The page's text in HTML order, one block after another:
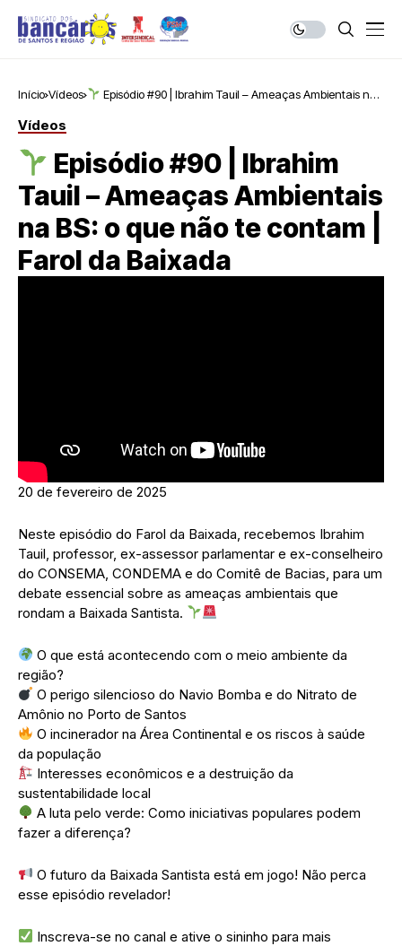
Início Vídeos
Episódio #90 | Ibrahim Tauil – Ameaças Ambientais na
Vídeos
Episódio #90 | Ibrahim
Tauil – Ameaças Ambientais
na BS: o que não te contam |
Farol da Baixada
20 de fevereiro de 2025
Neste episódio do Farol da Baixada, recebemos Ibrahim
Tauil, professor, ex-assessor parlamentar e ex-conselheiro
do CONSEMA, CONDEMA e do Comitê de Bacias, para um
debate essencial sobre as ameaças ambientais que
rondam a Baixada Santista.
O que está acontecendo com o meio ambiente da
região?
O perigo silencioso do Navio Bomba e do Nitrato de
Amônio no Porto de Santos
O incinerador na Área Continental e os riscos à saúde
da população
Interesses econômicos e a destruição da
sustentabilidade local
A luta pelo verde: Como iniciativas populares podem
fazer a diferença?
O futuro da Baixada Santista está em jogo! Não perca
esse episódio revelador!
Inscreva-se no canal e ative o sininho para mais